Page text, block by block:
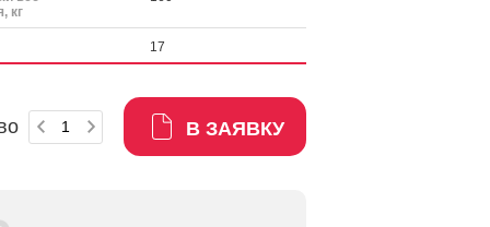
кг
17
В ЗАЯВКУ